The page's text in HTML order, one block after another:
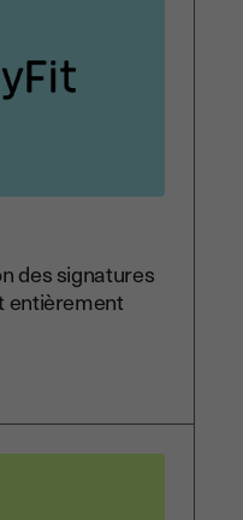
des signatures
entièrement